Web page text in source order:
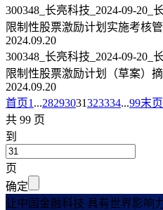
300348_长亮科技_2024-09-20_
限制性股票激励计划实施考核管
2024.09.20
300348_长亮科技_2024-09-20_
限制性股票激励计划（草案）
2024.09.20
首页1 ...28293031323334...99末页
共 99 页
到
页
确定
让中国金融科技 具有世界影响